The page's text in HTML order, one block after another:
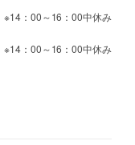
：00～16：00中休み
：00～16：00中休み